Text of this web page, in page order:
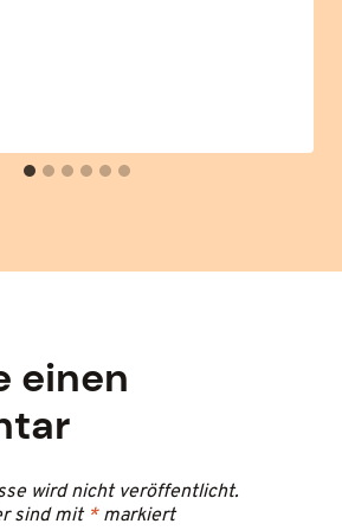
einen
wird nicht veröffentlicht.
sind mit *markiert